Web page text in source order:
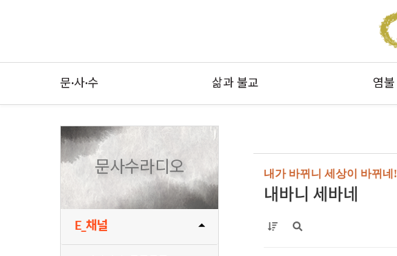
문·사·수 삶과 불교 염불
문사수라디오
E_채널
내가 바뀌니 세상이 바뀌네!
내바니 세바네